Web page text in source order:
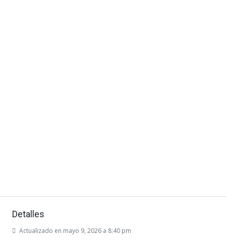
Detalles
Actualizado en mayo 9, 2026 a 8:40 pm